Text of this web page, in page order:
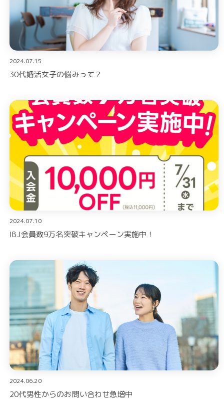
2024.07.15
30代婚活女子の悩みって？
2024.07.10
IBJ会員数9万名突破キャンペーン実施中！
2024.06.20
20代男性からのお問い合わせ急増中